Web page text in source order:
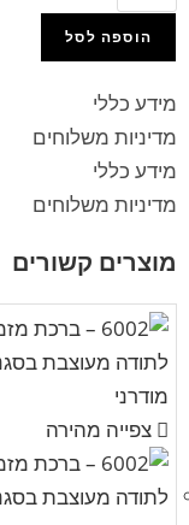
הוספה לסל
מידע כללי
מדיניות משלוחים
מידע כללי
מדיניות משלוחים
מוצרים קשורים
צפייה מהירה